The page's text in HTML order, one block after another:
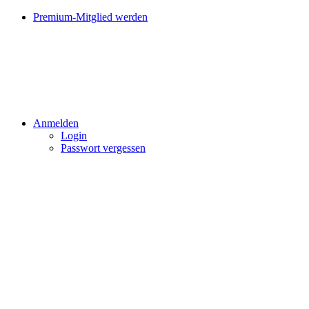
Premium-Mitglied werden
Anmelden
Login
Passwort vergessen